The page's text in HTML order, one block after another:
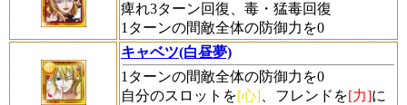
痺れ3ターン回復、毒・猛毒回復
1ターンの間敵全体の防御力を0
キャベツ(白昼夢)
1ターンの間敵全体の防御力を0
自分のスロットを[心] 、フレンドを[力]に